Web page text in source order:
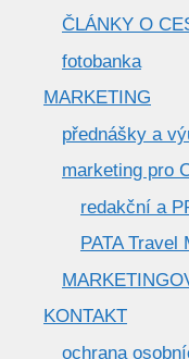
ČLÁNKY O
fotobanka
MARKETING
přednášky a
marketing pro
redakční a
PATA Travel
KONTAKT
ochrana